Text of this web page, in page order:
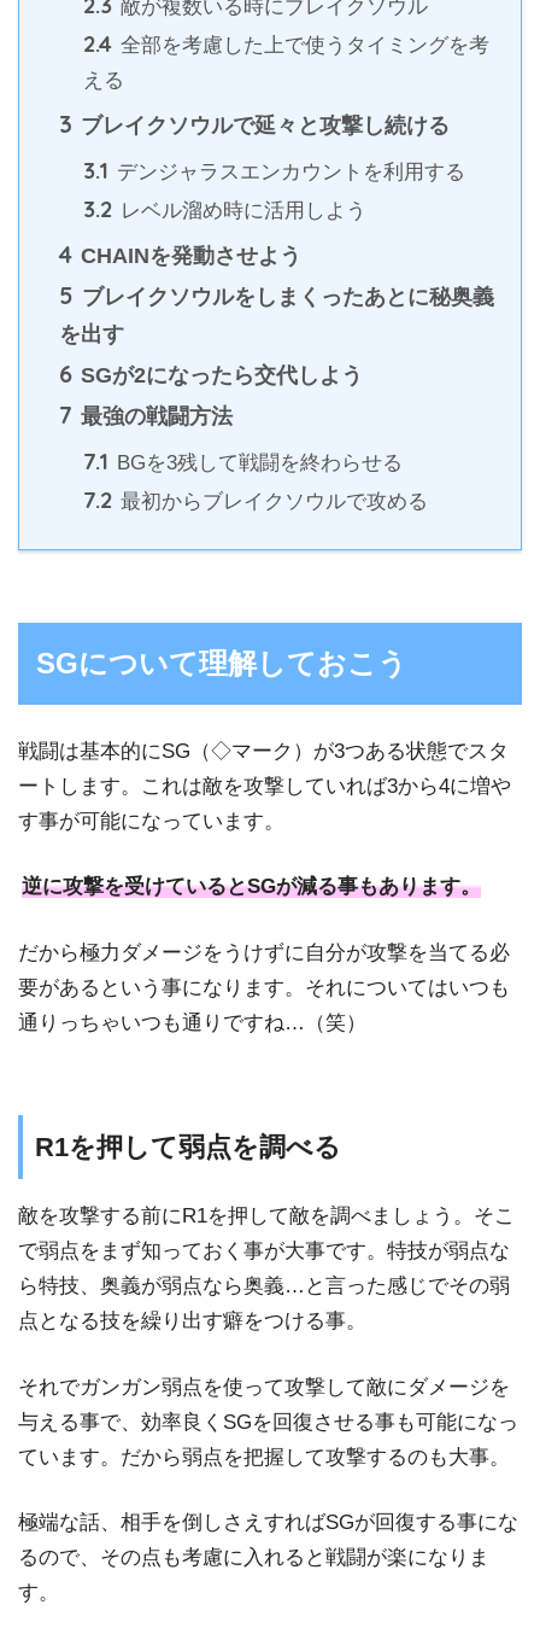
敵が複数いる時にブレイクソウル
2.4 全部を考慮した上で使うタイミングを考
える
3 ブレイクソウルで延々と攻撃し続ける
3.1 デンジャラスエンカウントを利用する
3.2 レベル溜め時に活用しよう
4 CHAINを発動させよう
5 ブレイクソウルをしまくったあとに秘奥義
を出す
6 SGが2になったら交代しよう
7 最強の戦闘方法
7.1 BGを3残して戦闘を終わらせる
7.2 最初からブレイクソウルで攻める
SGについて理解しておこう
戦闘は基本的にSG（◇マーク）が3つある状態でスタ
ートします。これは敵を攻撃していれば3から4に増や
す事が可能になっています。
逆に攻撃を受けているとSGが減る事もあります。
だから極力ダメージをうけずに自分が攻撃を当てる必
要があるという事になります。それについてはいつも
通りっちゃいつも通りですね…（笑）
R1を押して弱点を調べる
敵を攻撃する前にR1を押して敵を調べましょう。そこ
で弱点をまず知っておく事が大事です。特技が弱点な
ら特技、奥義が弱点なら奥義…と言った感じでその弱
点となる技を繰り出す癖をつける事。
それでガンガン弱点を使って攻撃して敵にダメージを
与える事で、効率良くSGを回復させる事も可能になっ
ています。だから弱点を把握して攻撃するのも大事。
極端な話、相手を倒しさえすればSGが回復する事にな
るので、その点も考慮に入れると戦闘が楽になりま
す。